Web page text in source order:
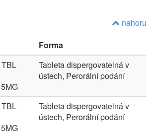
nahoru
Forma
Tableta dispergovatelná v
ústech, Perorální podání
Tableta dispergovatelná v
ústech, Perorální podání